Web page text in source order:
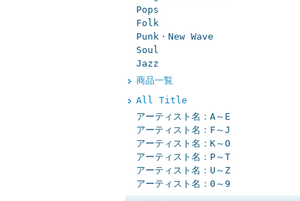
Pops
Folk
Punk・New Wave
Soul
Jazz
商品一覧
All Title
アーティスト名：A～E
アーティスト名：F～J
アーティスト名：K～O
アーティスト名：P～T
アーティスト名：U～Z
アーティスト名：0～9